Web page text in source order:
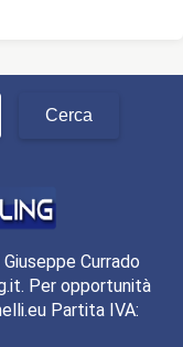
Currado
Per opportunità
Partita IVA: